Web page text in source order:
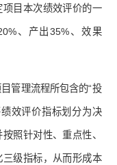
目本次绩效评价的一
、产出35%、效果
管理流程所包含的“投
效评价指标划分为决
照针对性、重点性、
级指标，从而形成本